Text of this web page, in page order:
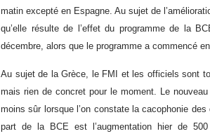
matin excepté en Espagne. Au sujet de
qu’elle résulte de l’effet du programme de la
décembre, alors que le programme a commencé
Au sujet de la Grèce, le FMI et les officiels sont
mais rien de concret pour le moment. Le
moins sûr lorsque l’on constate la cacophonie
part de la BCE est l’augmentation hier de